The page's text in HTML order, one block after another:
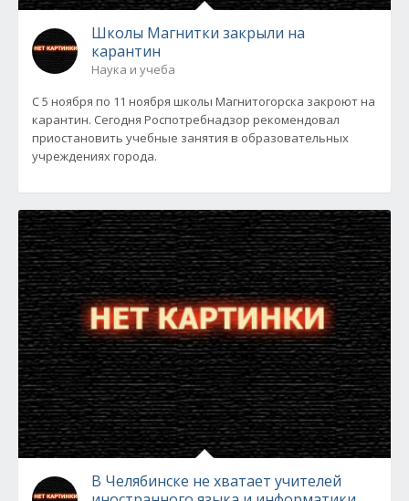
Школы Магнитки закрыли на
карантин
Наука и учеба
С 5 ноября по 11 ноября школы Магнитогорска закроют на
карантин. Сегодня Роспотребнадзор рекомендовал
приостановить учебные занятия в образовательных
учреждениях города.
В Челябинске не хватает учителей